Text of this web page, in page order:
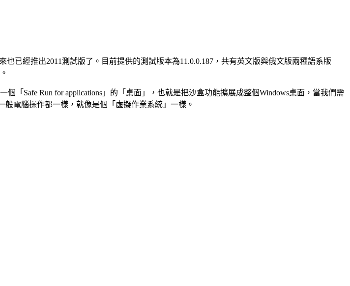
已經推出2011測試版了。目前提供的測試版本為11.0.0.187，共有英文版與俄文版兩種語系版
「Safe Run for applications」的「桌面」，也就是把沙盒功能擴展成整個Windows桌面，當我們需
電腦操作都一樣，就像是個「虛擬作業系統」一樣。